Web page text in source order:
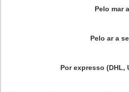
Pelo mar
Pelo ar a
Por expresso (DHL,